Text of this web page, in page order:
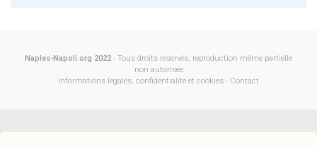
Naples-Napoli.org 2022 - Tous droits réservés, reproduction même partielle
non autorisée
Informations légales, confidentialité et cookies - Contact